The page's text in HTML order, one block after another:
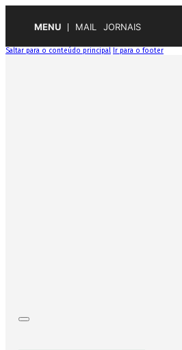
MENU MAIL JORNAIS
Saltar para o conteúdo principal Ir para o footer